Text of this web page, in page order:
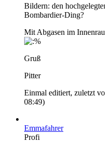
Bildern: den
Bombardier-Ding?
Mit Abgasen im
Gruß
Pitter
Einmal editiert, zuletzt
08:49)
Emmafahrer
Profi